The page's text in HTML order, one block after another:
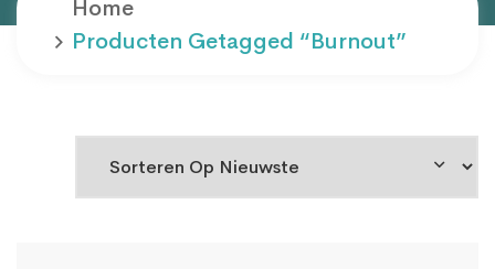
Home
Producten Getagged “burnout”